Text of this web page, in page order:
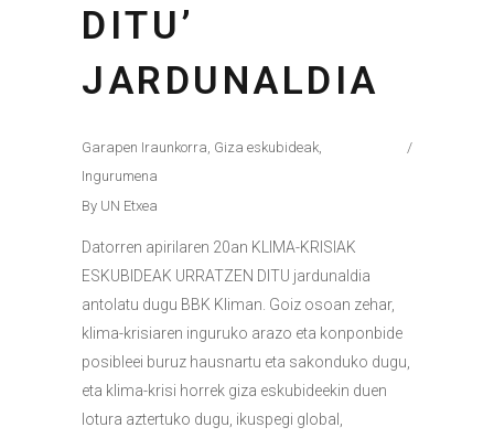
DITU’
JARDUNALDIA
Garapen Iraunkorra, Giza eskubideak,
Ingurumena
By UN Etxea
Datorren apirilaren 20an KLIMA-KRISIAK
ESKUBIDEAK URRATZEN DITU jardunaldia
antolatu dugu BBK Kliman. Goiz osoan zehar,
klima-krisiaren inguruko arazo eta konponbide
posibleei buruz hausnartu eta sakonduko dugu,
eta klima-krisi horrek giza eskubideekin duen
lotura aztertuko dugu, ikuspegi global,